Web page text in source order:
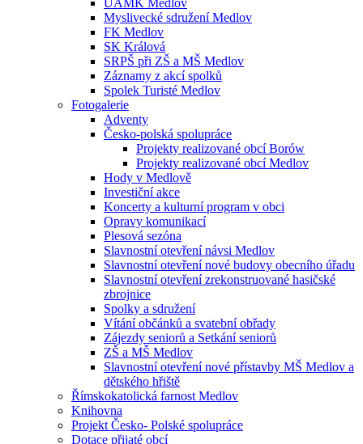
ÚAMK Medlov
Myslivecké sdružení Medlov
FK Medlov
SK Králová
SRPŠ při ZŠ a MŠ Medlov
Záznamy z akcí spolků
Spolek Turisté Medlov
Fotogalerie
Adventy
Česko-polská spolupráce
Projekty realizované obcí Borów
Projekty realizované obcí Medlov
Hody v Medlově
Investiční akce
Koncerty a kulturní program v obci
Opravy komunikací
Plesová sezóna
Slavnostní otevření návsi Medlov
Slavnostní otevření nové budovy obecního úřadu
Slavnostní otevření zrekonstruované hasičské
zbrojnice
Spolky a sdružení
Vítání občánků a svatební obřady
Zájezdy seniorů a Setkání seniorů
ZŠ a MŠ Medlov
Slavnostní otevření nové přístavby MŠ Medlov a
dětského hřiště
Římskokatolická farnost Medlov
Knihovna
Projekt Česko- Polské spolupráce
Dotace přijaté obcí